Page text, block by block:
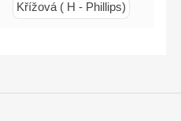
Křížová ( H - Phillips)